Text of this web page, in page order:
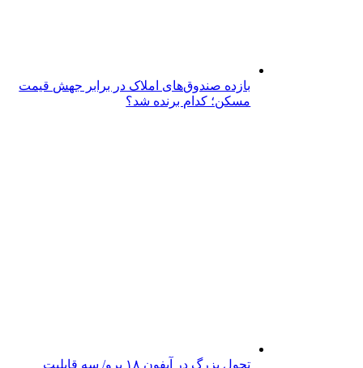
بازده صندوق‌های املاک در برابر جهش قیمت
مسکن؛ کدام برنده شد؟
تحول بزرگ در آیفون ۱۸ پرو/ سه قابلیت